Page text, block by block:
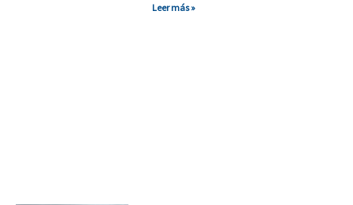
Leer más »